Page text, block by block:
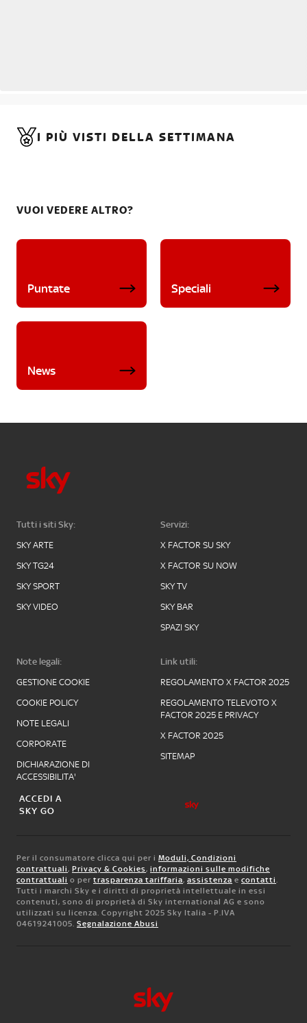
I PIÙ VISTI DELLA SETTIMANA
VUOI VEDERE ALTRO?
Puntate Speciali
News
Tutti i siti Sky:
SKY ARTE
SKY TG24
SKY SPORT
SKY VIDEO
Servizi:
X FACTOR SU SKY
X FACTOR SU NOW
SKY TV
SKY BAR
SPAZI SKY
Note legali:
GESTIONE COOKIE
COOKIE POLICY
NOTE LEGALI
CORPORATE
DICHIARAZIONE DI
ACCESSIBILITA'
Link utili:
REGOLAMENTO X FACTOR 2025
REGOLAMENTO TELEVOTO X
FACTOR 2025 E PRIVACY
X FACTOR 2025
SITEMAP
ACCEDI A
SKY GO
Per il consumatore clicca qui per i Moduli, Condizioni
contrattuali, Privacy & Cookies, informazioni sulle modifiche
contrattuali o per trasparenza tariffaria, assistenza e contatti.
Tutti i marchi Sky e i diritti di proprietà intellettuale in essi
contenuti, sono di proprietà di Sky international AG e sono
utilizzati su licenza. Copyright 2025 Sky Italia - P.IVA
04619241005. Segnalazione Abusi